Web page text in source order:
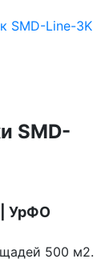
SMD-Line-3K
SMD-
| УрФО
500 м2.